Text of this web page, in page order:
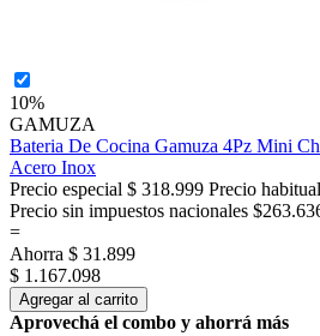
10%
GAMUZA
Bateria De Cocina Gamuza 4Pz Mini
Acero Inox
Precio especial $ 318.999 Precio habitual
Precio sin impuestos nacionales
=
Ahorra $ 31.899
$ 1.167.098
Agregar al carrito
Aprovechá el combo y ahorrá más